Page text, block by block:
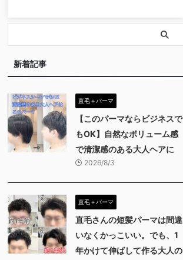
新着記事
直毛＋パーマ
【このパーマならビジネスで
もOK】自然なボリューム感
で清潔感のある大人ヘアに
2026/8/3
直毛＋パーマ
直毛さんの短髪パーマは間違
いなくかっこいい。でも、1
年かけて伸ばして作る大人の